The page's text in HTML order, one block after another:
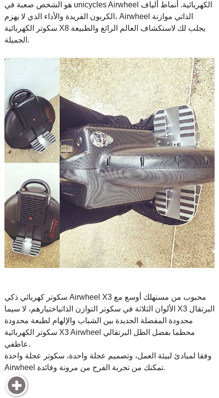
هو الشخص صعبة في unicycles Airwheel الكهربائية. أنماط ألياف
الكربون الفريدة والأداء الذي لا يهزم، Airwheel الذاتي موازنة
سكوتر الكهربائية X8 يجلب لك لاستكشاف العالم الرائع والطبيعة
الجميلة.
سكوتر كهربائي ذكي Airwheel X3 محبوب من مستهلك أوسع مع
الألوان الثلاثة في سكوتر التوازن الذاتياختيارهم، لا سيما X3 البرتقال
محدودة المفضلة الجديدة بين الشباب والإلهام لطبعة محدودة
سكوتر الكهربائية X3 Airwheel محطما بفضل الظل البرتقالي
عاطفي.
وفقا لمبادئ لبيئة العمل، وتصميم عجلة واحدة، سكوتر عجلة واحدة
Airwheel تمكنك من تجربة الفرح من مرونة وفائدة.